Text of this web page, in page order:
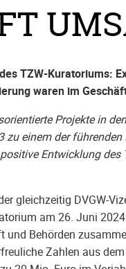
TZW-Kuratoriums:
waren im
Projekte in
einem der
Entwicklung
gleichzeitig DVGW-
am 26. Juni
Behörden
Zahlen aus